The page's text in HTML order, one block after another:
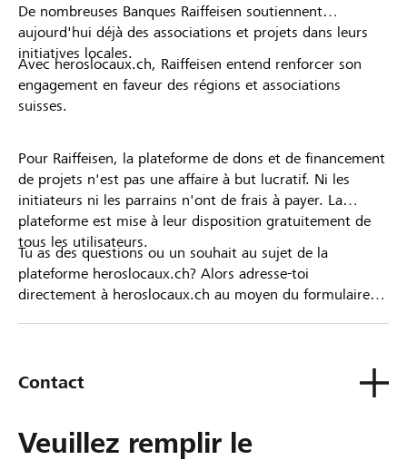
De nombreuses Banques Raiffeisen soutiennent
aujourd'hui déjà des associations et projets dans leurs
initiatives locales.
Avec heroslocaux.ch, Raiffeisen entend renforcer son
engagement en faveur des régions et associations
suisses.
Pour Raiffeisen, la plateforme de dons et de financement
de projets n'est pas une affaire à but lucratif. Ni les
initiateurs ni les parrains n'ont de frais à payer. La
plateforme est mise à leur disposition gratuitement de
tous les utilisateurs.
Tu as des questions ou un souhait au sujet de la
plateforme heroslocaux.ch? Alors adresse-toi
directement à heroslocaux.ch au moyen du formulaire
Contact
Veuillez remplir le